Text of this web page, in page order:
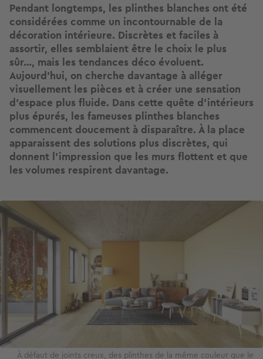
Pendant longtemps, les plinthes blanches ont été
considérées comme un incontournable de la
décoration intérieure. Discrètes et faciles à
assortir, elles semblaient être le choix le plus
sûr…, mais les tendances déco évoluent.
Aujourd’hui, on cherche davantage à alléger
visuellement les pièces et à créer une sensation
d’espace plus fluide. Dans cette quête d’intérieurs
plus épurés, les fameuses plinthes blanches
commencent doucement à disparaître. À la place
apparaissent des solutions plus discrètes, qui
donnent l’impression que les murs flottent et que
les volumes respirent davantage.
Image
À défaut de joints creux, des plinthes de la même couleur que le